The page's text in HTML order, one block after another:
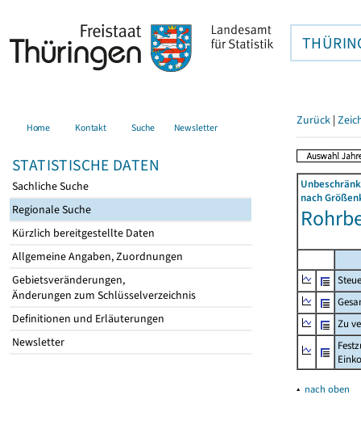
Home Kontakt Suche Newsletter
STATISTISCHE DATEN
Sachliche Suche
Regionale Suche
Kürzlich bereitgestellte Daten
Allgemeine Angaben, Zuordnungen
Gebietsveränderungen,
Änderungen zum Schlüsselverzeichnis
Definitionen und Erläuterungen
Newsletter
Zurück |
nach
Zu
▴ nach oben